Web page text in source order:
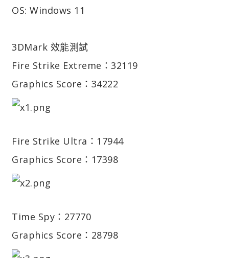
OS: Windows 11
3DMark 效能測試
Fire Strike Extreme：32119
Graphics Score：34222
Fire Strike Ultra：17944
Graphics Score：17398
Time Spy：27770
Graphics Score：28798